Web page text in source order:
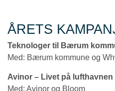
ÅRETS
Teknologer til Bærum
Med: Bærum kommune og
Avinor – Livet på lufthavnen
Med: Avinor og Bloom